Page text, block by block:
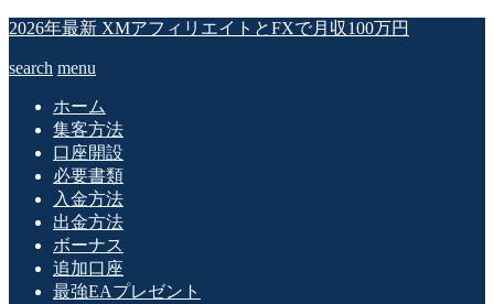
2026年最新 XMアフィリエイトとFXで月収100万円
search menu
ホーム
集客方法
口座開設
必要書類
入金方法
出金方法
ボーナス
追加口座
最強EAプレゼント